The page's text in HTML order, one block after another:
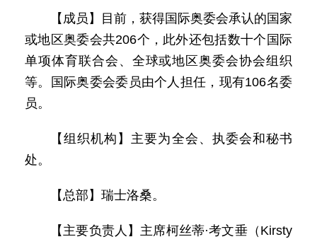
【成员】目前，获得国际奥委会承认的国家
或地区奥委会共206个，此外还包括数十个国际
单项体育联合会、全球或地区奥委会协会组织
等。国际奥委会委员由个人担任，现有106名委
员。
【组织机构】主要为全会、执委会和秘书
处。
【总部】瑞士洛桑。
【主要负责人】主席柯丝蒂·考文垂（Kirsty